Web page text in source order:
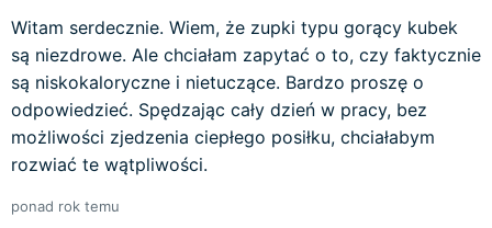
Witam serdecznie. Wiem, że zupki typu gorący kubek
są niezdrowe. Ale chciałam zapytać o to, czy faktycznie
są niskokaloryczne i nietuczące. Bardzo proszę o
odpowiedzieć. Spędzając cały dzień w pracy, bez
możliwości zjedzenia ciepłego posiłku, chciałabym
rozwiać te wątpliwości.
ponad rok temu